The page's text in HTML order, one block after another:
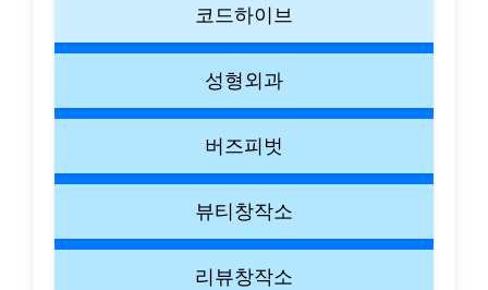
코드하이브
성형외과
버즈피벗
뷰티창작소
리뷰창작소